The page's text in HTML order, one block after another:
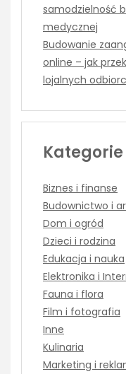
samodzielność
medycznej
Budowanie
online – jak
lojalnych
Kategorie
Biznes i finanse
Budownictwo i
Dom i ogród
Dzieci i rodzina
Edukacja i nauka
Elektronika i
Fauna i flora
Film i fotografia
Inne
Kulinaria
Marketing i